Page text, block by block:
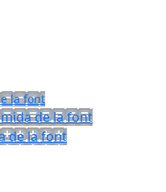
la font
de la font
de la font